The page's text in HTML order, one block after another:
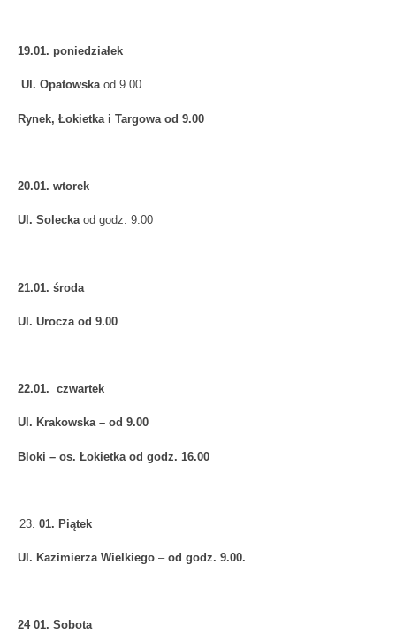
19.01. poniedziałek
Ul. Opatowska od 9.00
Rynek, Łokietka i Targowa od 9.00
20.01. wtorek
Ul. Soleckaod godz. 9.00
21.01. środa
Ul. Urocza od 9.00
22.01. czwartek
Ul. Krakowska – od 9.00
Bloki – os. Łokietka od godz. 16.00
01. Piątek
Ul. Kazimierza Wielkiego – od godz. 9.00.
24 01. Sobota